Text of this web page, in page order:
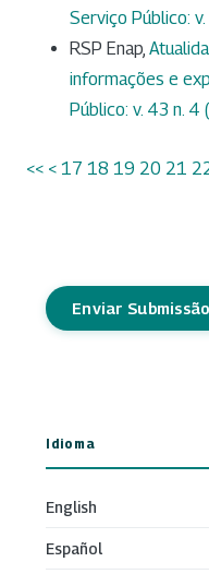
Serviço Público:
RSP Enap,
informações e
Público: v. 43 n.
<< < 17 18 19 20 21
Enviar Submissão
Idioma
English
Español